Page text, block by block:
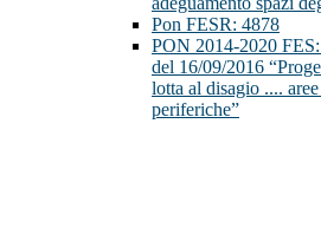
Pon FESR: 4878
PON 2014-2020
del 16/09/2016
lotta al disagio ....
periferiche”